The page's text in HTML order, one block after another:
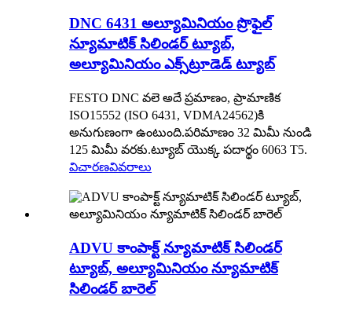
DNC 6431 అల్యూమినియం ప్రొఫైల్
న్యూమాటిక్ సిలిండర్ ట్యూబ్,
అల్యూమినియం ఎక్స్‌ట్రూడెడ్ ట్యూబ్
FESTO DNC వలె అదే ప్రమాణం, ప్రామాణిక
ISO15552 (ISO 6431, VDMA24562)కి
అనుగుణంగా ఉంటుంది.పరిమాణం 32 మిమీ నుండి
125 మిమీ వరకు.ట్యూబ్ యొక్క పదార్థం 6063 T5.
విచారణవివరాలు
ADVU కాంపాక్ట్ న్యూమాటిక్ సిలిండర్
ట్యూబ్, అల్యూమినియం న్యూమాటిక్
సిలిండర్ బారెల్